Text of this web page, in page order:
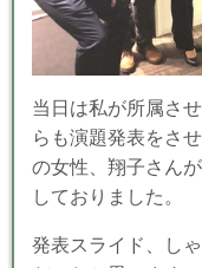
当日は私が所属さ
らも演題発表をさ
の女性、翔子さん
しておりました。
発表スライド、し